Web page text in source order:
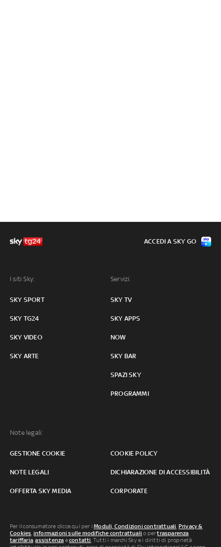
I siti Sky:
SKY SPORT
SKY TG24
SKY VIDEO
SKY ARTE
Servizi:
SKY TV
SKY APPS
NOW
SKY BAR
SPAZI SKY
PROGRAMMI
Note legali:
GESTIONE COOKIE COOKIE POLICY
NOTE LEGALI DICHIARAZIONE DI ACCESSIBILITÀ
OFFERTA SKY MEDIA CORPORATE
ACCEDI A SKY GO
Per il consumatore clicca qui per iModuli, Condizioni contrattuali, Privacy &
Cookies, informazioni sulle modifiche contrattuali o pertrasparenza
tariffaria,assistenza econtatti. Tutti i marchi Sky e i diritti di proprietà